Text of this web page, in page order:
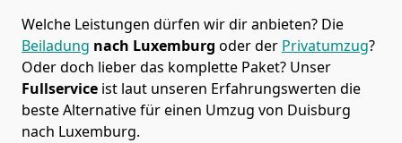
Welche Leistungen dürfen wir dir anbieten? Die
Beiladung nach Luxemburg oder der Privatumzug?
Oder doch lieber das komplette Paket? Unser
Fullservice ist laut unseren Erfahrungswerten die
beste Alternative für einen Umzug von Duisburg
nach Luxemburg.